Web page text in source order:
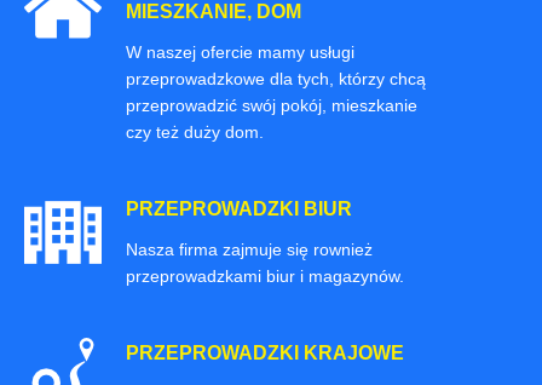
MIESZKANIE, DOM
W naszej ofercie mamy usługi
przeprowadzkowe dla tych, którzy chcą
przeprowadzić swój pokój, mieszkanie
czy też duży dom.
PRZEPROWADZKI BIUR
Nasza firma zajmuje się rownież
przeprowadzkami biur i magazynów.
PRZEPROWADZKI KRAJOWE